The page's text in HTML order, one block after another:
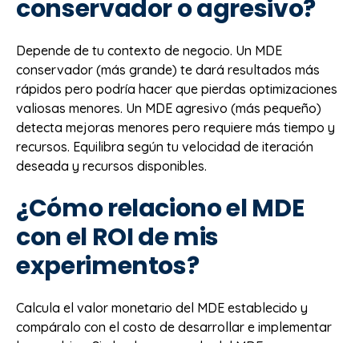
conservador o agresivo?
Depende de tu contexto de negocio. Un MDE
conservador (más grande) te dará resultados más
rápidos pero podría hacer que pierdas optimizaciones
valiosas menores. Un MDE agresivo (más pequeño)
detecta mejoras menores pero requiere más tiempo y
recursos. Equilibra según tu velocidad de iteración
deseada y recursos disponibles.
¿Cómo relaciono el MDE
con el ROI de mis
experimentos?
Calcula el valor monetario del MDE establecido y
compáralo con el costo de desarrollar e implementar